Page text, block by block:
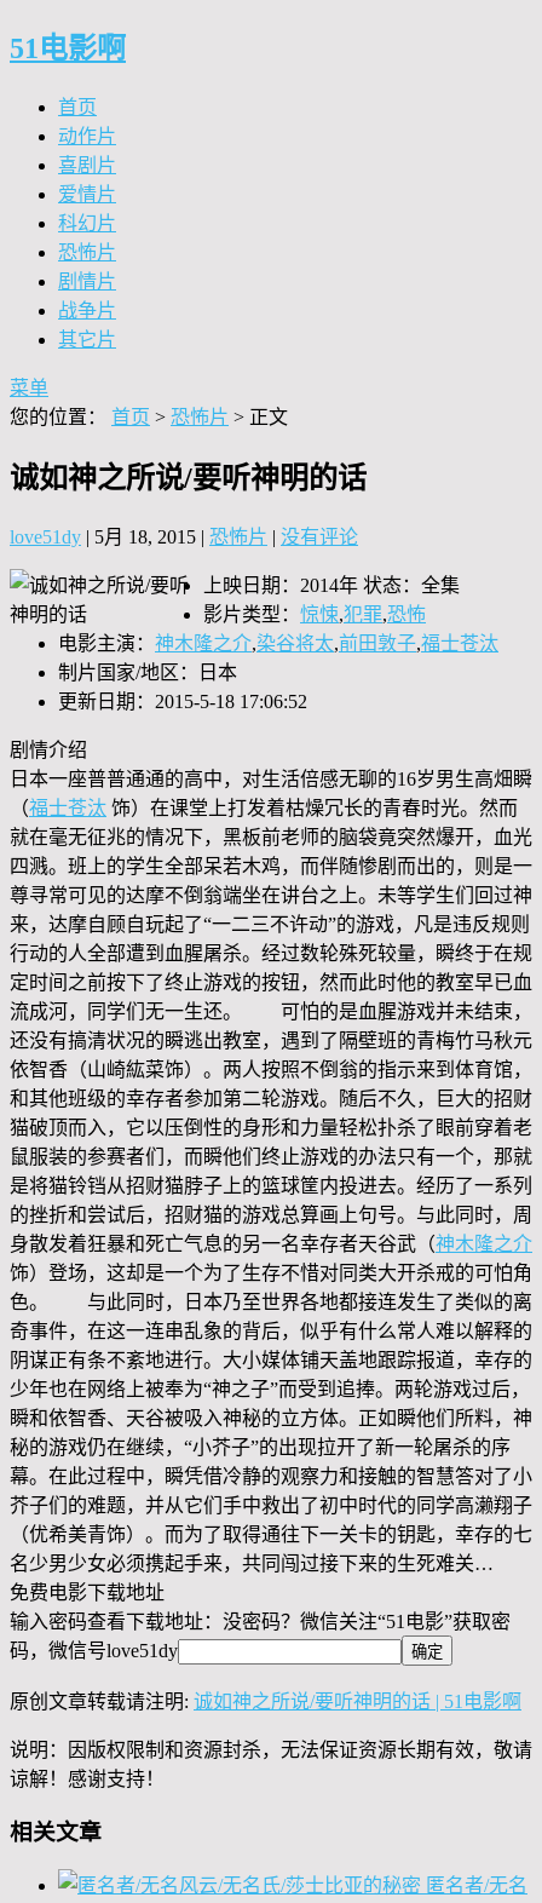
51电影啊
首页
动作片
喜剧片
爱情片
科幻片
恐怖片
剧情片
战争片
其它片
菜单
您的位置： 首页 > 恐怖片 > 正文
诚如神之所说/要听神明的话
love51dy | 5月 18, 2015 | 恐怖片 | 没有评论
上映日期：2014年 状态：全集
影片类型： 惊悚,犯罪,恐怖
电影主演： 神木隆之介,染谷将太,前田敦子,福士苍汰
制片国家/地区：日本
更新日期：2015-5-18 17:06:52
剧情介绍
日本一座普普通通的高中，对生活倍感无聊的16岁男生高畑瞬
（福士苍汰 饰）在课堂上打发着枯燥冗长的青春时光。然而
就在毫无征兆的情况下，黑板前老师的脑袋竟突然爆开，血光
四溅。班上的学生全部呆若木鸡，而伴随惨剧而出的，则是一
尊寻常可见的达摩不倒翁端坐在讲台之上。未等学生们回过神
来，达摩自顾自玩起了“一二三不许动”的游戏，凡是违反规则
行动的人全部遭到血腥屠杀。经过数轮殊死较量，瞬终于在规
定时间之前按下了终止游戏的按钮，然而此时他的教室早已血
流成河，同学们无一生还。 可怕的是血腥游戏并未结束，
还没有搞清状况的瞬逃出教室，遇到了隔壁班的青梅竹马秋元
依智香（山崎紘菜饰）。两人按照不倒翁的指示来到体育馆，
和其他班级的幸存者参加第二轮游戏。随后不久，巨大的招财
猫破顶而入，它以压倒性的身形和力量轻松扑杀了眼前穿着老
鼠服装的参赛者们，而瞬他们终止游戏的办法只有一个，那就
是将猫铃铛从招财猫脖子上的篮球筐内投进去。经历了一系列
的挫折和尝试后，招财猫的游戏总算画上句号。与此同时，周
身散发着狂暴和死亡气息的另一名幸存者天谷武（神木隆之介
饰）登场，这却是一个为了生存不惜对同类大开杀戒的可怕角
色。 与此同时，日本乃至世界各地都接连发生了类似的离
奇事件，在这一连串乱象的背后，似乎有什么常人难以解释的
阴谋正有条不紊地进行。大小媒体铺天盖地跟踪报道，幸存的
少年也在网络上被奉为“神之子”而受到追捧。两轮游戏过后，
瞬和依智香、天谷被吸入神秘的立方体。正如瞬他们所料，神
秘的游戏仍在继续，“小芥子”的出现拉开了新一轮屠杀的序
幕。在此过程中，瞬凭借冷静的观察力和接触的智慧答对了小
芥子们的难题，并从它们手中救出了初中时代的同学高濑翔子
（优希美青饰）。而为了取得通往下一关卡的钥匙，幸存的七
名少男少女必须携起手来，共同闯过接下来的生死难关…
免费电影下载地址
输入密码查看下载地址：没密码？微信关注“51电影”获取密
码，微信号love51dy
原创文章转载请注明: 诚如神之所说/要听神明的话 | 51电影啊
说明：因版权限制和资源封杀，无法保证资源长期有效，敬请
谅解！感谢支持！
相关文章
匿名者/无名